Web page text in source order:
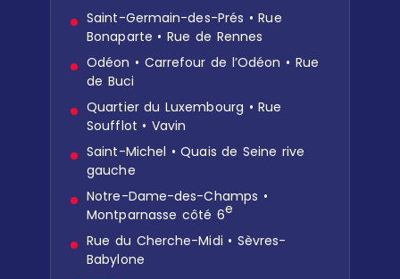
Saint-Germain-des-Prés • Rue
Bonaparte • Rue de Rennes
Odéon • Carrefour de l’Odéon • Rue
de Buci
Quartier du Luxembourg • Rue
Soufflot • Vavin
Saint-Michel • Quais de Seine rive
gauche
Notre-Dame-des-Champs •
Montparnasse côté 6e
Rue du Cherche-Midi • Sèvres-
Babylone